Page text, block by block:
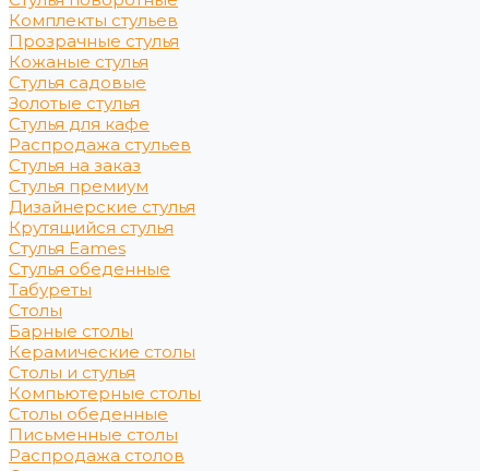
Комплекты стульев
Прозрачные стулья
Кожаные стулья
Стулья садовые
Золотые стулья
Стулья для кафе
Распродажа стульев
Стулья на заказ
Стулья премиум
Дизайнерские стулья
Крутящийся стулья
Стулья Eames
Стулья обеденные
Табуреты
Столы
Барные столы
Керамические столы
Столы и стулья
Компьютерные столы
Столы обеденные
Письменные столы
Распродажа столов